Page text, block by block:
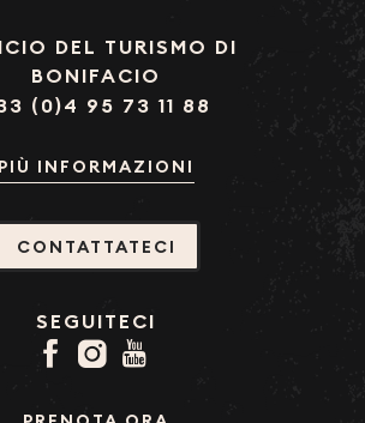
DEL TURISMO DI
BONIFACIO
(0)4 95 73 11 88
PIÙ INFORMAZIONI
CONTATTATECI
SEGUITECI